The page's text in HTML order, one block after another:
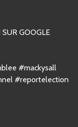
GOOGLE
#mackysall
#reportelection